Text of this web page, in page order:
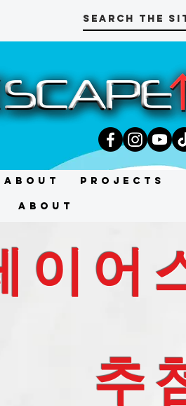
About Projects
About
이어
추